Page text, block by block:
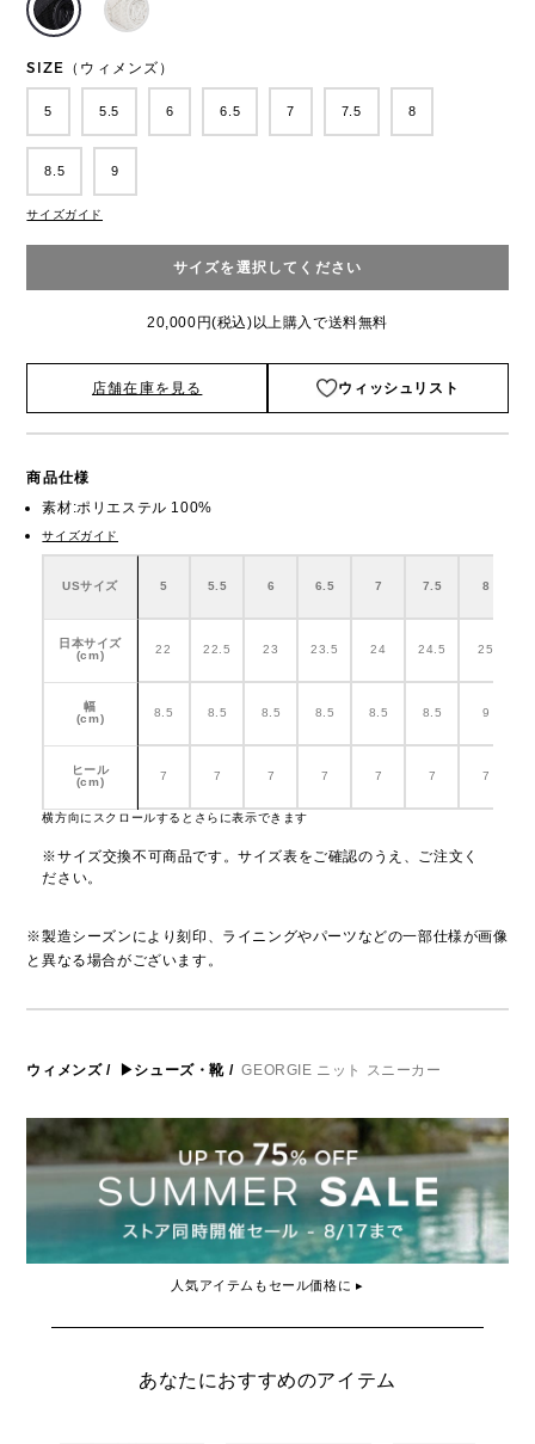
SIZE（ウィメンズ）
5 5.5 6 6.5 7 7.5 8
8.5 9
サイズガイド
サイズを選択してください
20,000円(税込)以上購入で送料無料
店舗在庫を見る ウィッシュリスト
商品仕様
素材:ポリエステル 100%
サイズガイド
USサイズ 5 5.5 6 6.5 7 7.5 8
日本サイズ
(cm)
22 22.5 23 23.5 24 24.5 25
幅
(cm)
8.5 8.5 8.5 8.5 8.5 8.5 9
ヒール
(cm)
7 7 7 7 7 7 7
横方向にスクロールするとさらに表示できます
※サイズ交換不可商品です。サイズ表をご確認のうえ、ご注文く
ださい。
※製造シーズンにより刻印、ライニングやパーツなどの一部仕様が画像
と異なる場合がございます。
ウィメンズ/ ▶シューズ・靴 / GEORGIE ニット スニーカー
人気アイテムもセール価格に ▸
あなたにおすすめのアイテム